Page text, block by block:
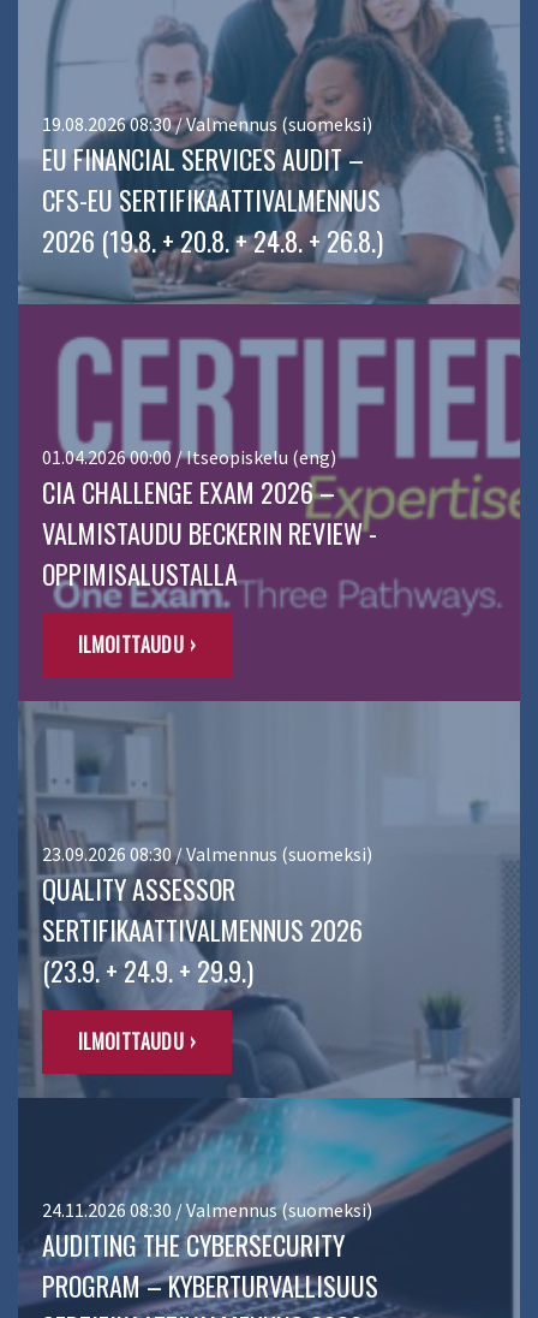
19.08.2026 08:30 / Valmennus (suomeksi)
EU FINANCIAL SERVICES AUDIT –
CFS-EU SERTIFIKAATTIVALMENNUS
2026 (19.8. + 20.8. + 24.8. + 26.8.)
01.04.2026 00:00 / Itseopiskelu (eng)
CIA CHALLENGE EXAM 2026 –
VALMISTAUDU BECKERIN REVIEW -
OPPIMISALUSTALLA
ILMOITTAUDU ›
23.09.2026 08:30 / Valmennus (suomeksi)
QUALITY ASSESSOR
SERTIFIKAATTIVALMENNUS 2026
(23.9. + 24.9. + 29.9.)
ILMOITTAUDU ›
24.11.2026 08:30 / Valmennus (suomeksi)
AUDITING THE CYBERSECURITY
PROGRAM – KYBERTURVALLISUUS